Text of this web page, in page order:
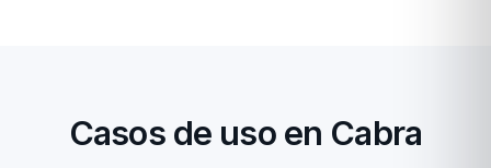
Casos de uso en Cabra